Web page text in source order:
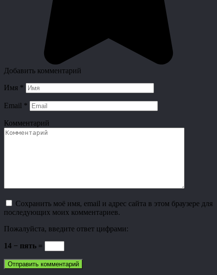
Добавить комментарий
Имя *
Email *
Комментарий
Сохранить моё имя, email и адрес сайта в этом браузере для
последующих моих комментариев.
Пожалуйста, введите ответ цифрами:
14 − пять =